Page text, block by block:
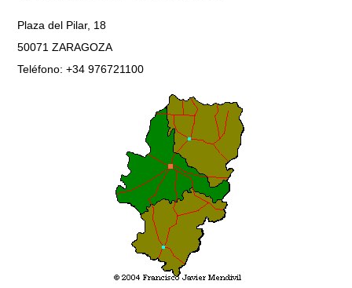
Plaza del Pilar, 18
50071 ZARAGOZA
Teléfono: +34 976721100